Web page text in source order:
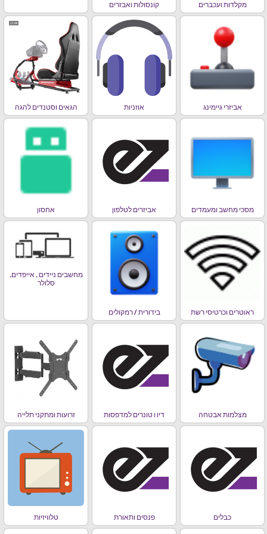
מקלדות ועכברים קונסולות ואבזרים
אביזרי גיימינג אוזניות הגאים וסטנדים להגה
מסכי מחשב ומעמדים אביזרים לטלפון אחסון
ראוטרים וכרטיסי רשת בידורית / רמקולים
מחשבים ניידים , אייפדים,
סלולר
מצלמות אבטחה דיו ו טונרים למדפסות זרועות ומתקני תלייה
כבלים פנסים ותאורת טלוויזיות